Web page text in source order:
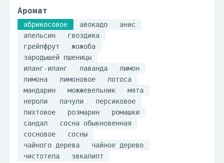
Аромат
абрикосовое авокадо
анис
апельсин
гвоздика
грейпфрут
жожоба
зародышей пшеницы
иланг-иланг
лаванда
лимон
лимона
лимоновое
лотоса
мандарин
можжевельник
мята
нероли
пачули
персиковое
пихтовое
розмарин
ромашки
сандал
сосна обыкновенная
сосновое
сосны
чайного дерева
чайное дерево
чистотела
эвкалипт